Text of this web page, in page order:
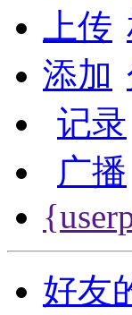
上传
添加
记录
广播
好友